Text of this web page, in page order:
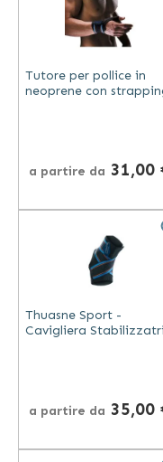
Tutore per pollice in
neoprene con
a partire da 31,00
Thuasne Sport -
Cavigliera
a partire da 35,00